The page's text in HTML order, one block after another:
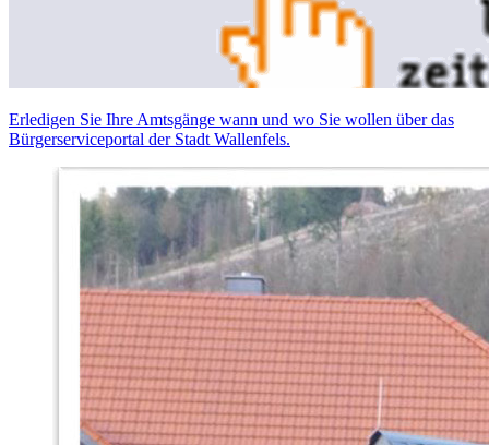
Erledigen Sie Ihre Amtsgänge wann und wo Sie wollen über das
Bürgerserviceportal der Stadt Wallenfels.